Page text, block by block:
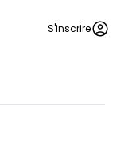
S'inscrire